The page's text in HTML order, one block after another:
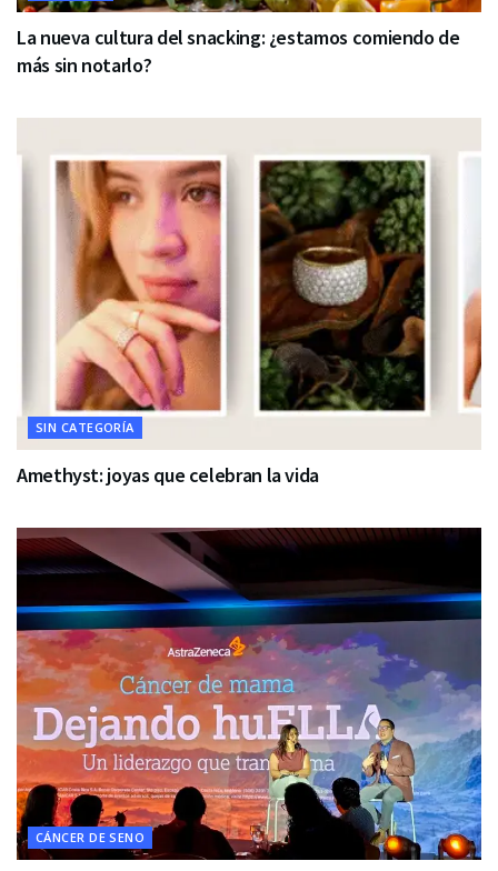
La nueva cultura del snacking: ¿estamos comiendo de
más sin notarlo?
SIN CATEGORÍA
Amethyst: joyas que celebran la vida
CÁNCER DE SENO